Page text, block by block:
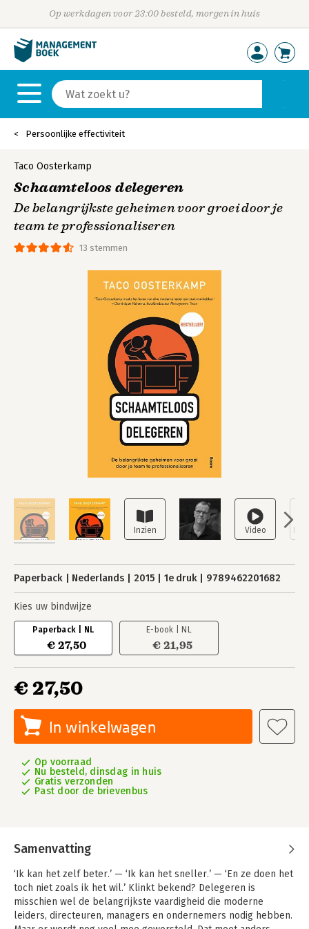
Op werkdagen voor 23:00 besteld, morgen in huis
Persoonlijke effectiviteit
13 stemmen
Taco Oosterkamp
Schaamteloos delegeren
De belangrijkste geheimen voor groei door je
team te professionaliseren
Paperback Nederlands 2015 1e druk 9789462201682
Kies uw bindwijze
Paperback | NL
€ 27,50
E-book | NL
€ 21,95
€ 27,50
In winkelwagen
Op voorraad
Nu besteld, dinsdag in huis
Gratis verzonden
Past door de brievenbus
Samenvatting
‘Ik kan het zelf beter.’ — ‘Ik kan het sneller.’ — ‘En ze doen het
toch niet zoals ik het wil.’ Klinkt bekend? Delegeren is
misschien wel de belangrijkste vaardigheid die moderne
leiders, directeuren, managers en ondernemers nodig hebben.